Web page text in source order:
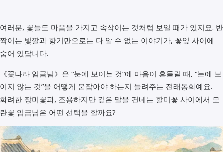
용어공부
여러분, 꽃들도 마음을 가지고 속삭이는 것처럼 보일 때가 있지요. 반
짝이는 빛깔과 향기만으로는 다 알 수 없는 이야기가, 꽃잎 사이에
숨어 있답니다.
《꽃나라 임금님》은 “눈에 보이는 것”에 마음이 흔들릴 때, “눈에 보
이지 않는 것”을 어떻게 붙잡아야 하는지 들려주는 전래동화예요.
화려한 장미꽃과, 조용하지만 깊은 말을 건네는 할미꽃 사이에서 모
란꽃 임금님은 어떤 선택을 할까요?